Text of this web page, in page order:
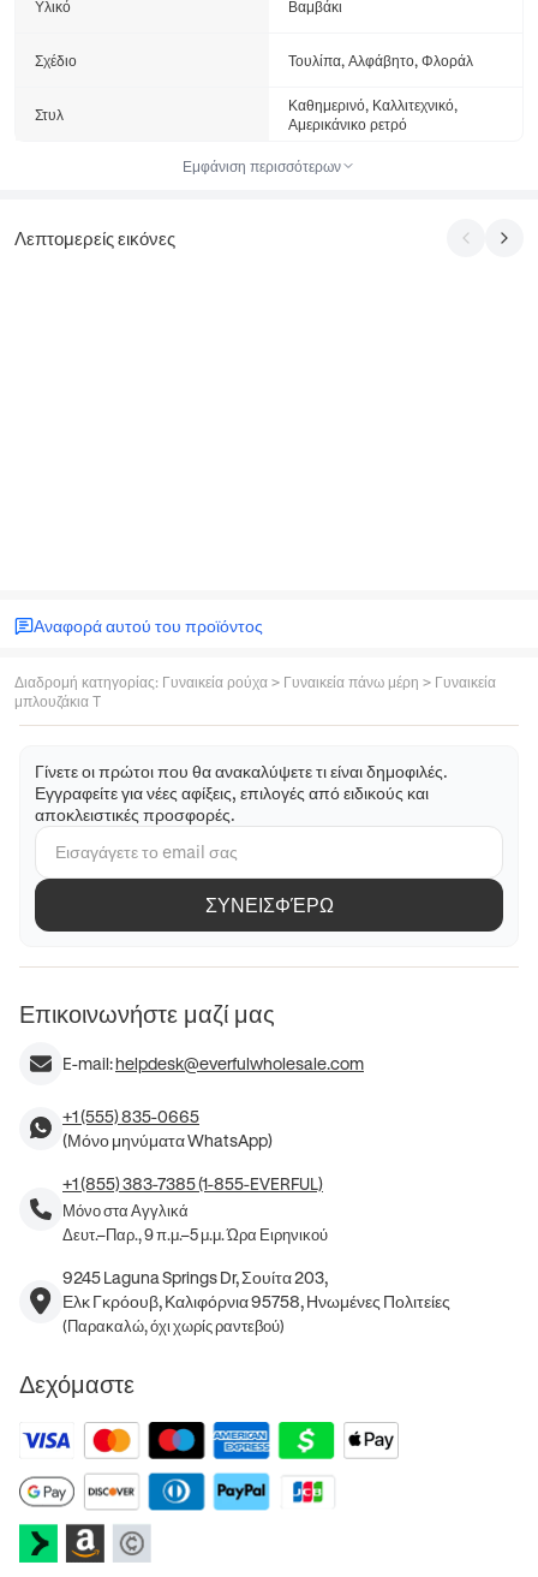
Υλικό Βαμβάκι
Σχέδιο Τουλίπα, Αλφάβητο, Φλοράλ
Στυλ
Καθημερινό, Καλλιτεχνικό,
Αμερικάνικο ρετρό
Εμφάνιση περισσότερων
Λεπτομερείς εικόνες
Αναφορά αυτού του προϊόντος
Διαδρομή κατηγορίας: Γυναικεία ρούχα > Γυναικεία πάνω μέρη > Γυναικεία
μπλουζάκια T
Γίνετε οι πρώτοι που θα ανακαλύψετε τι είναι δημοφιλές.
Εγγραφείτε για νέες αφίξεις, επιλογές από ειδικούς και
αποκλειστικές προσφορές.
ΣΥΝΕΙΣΦΈΡΩ
Επικοινωνήστε μαζί μας
E-mail:helpdesk@everfulwholesale.com
+1 (555) 835-0665
(Μόνο μηνύματα WhatsApp)
+1 (855) 383-7385 (1-855-EVERFUL)
Μόνο στα Αγγλικά
Δευτ.–Παρ., 9 π.μ.–5 μ.μ. Ώρα Ειρηνικού
9245 Laguna Springs Dr, Σουίτα 203,
Ελκ Γκρόουβ, Καλιφόρνια 95758, Ηνωμένες Πολιτείες
(Παρακαλώ, όχι χωρίς ραντεβού)
Δεχόμαστε